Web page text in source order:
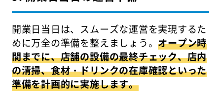
開業日当日は、スムーズな運営を実現するた
めに万全の準備を整えましょう。オープン時
間までに、店舗の設備の最終チェック、店内
の清掃、食材・ドリンクの在庫確認といった
準備を計画的に実施します。